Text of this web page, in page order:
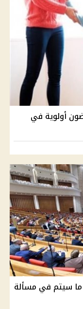
أولوية في
ما سيتم في مسألة